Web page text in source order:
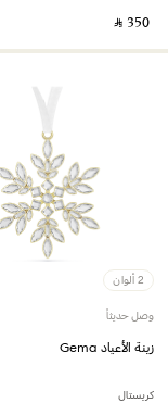
‎ ⃁ ⁦350⁩ ‎
2 ألوان
وصل حديثاً
زينة الأعياد Gema
كريستال